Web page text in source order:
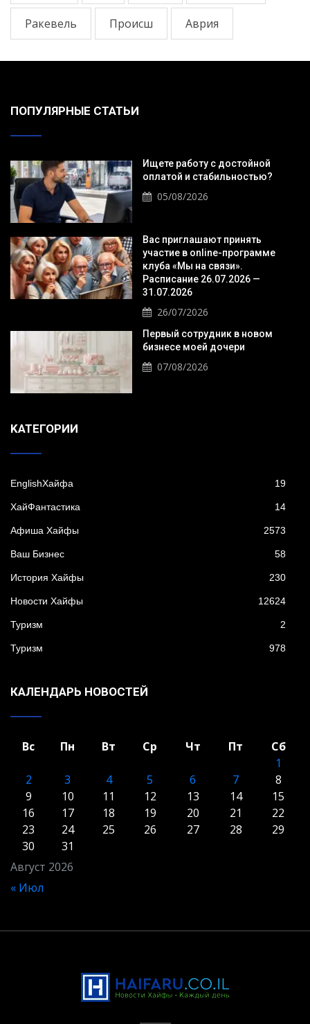
Ракевель Происш Аврия
ПОПУЛЯРНЫЕ СТАТЬИ
Ищете работу с достойной
оплатой и стабильностью?
05/08/2026
Вас приглашают принять
участие в online-программе
клуба «Мы на связи».
Расписание 26.07.2026 —
31.07.2026
26/07/2026
Первый сотрудник в новом
бизнесе моей дочери
07/08/2026
KАТЕГОРИИ
EnglishХайфа 19
XайФантастика 14
Афиша Хайфы 2573
Ваш Бизнес 58
История Хайфы 230
Новости Хайфы 12624
Туризм 2
Туризм 978
КАЛЕНДАРЬ НОВОСТЕЙ
Август 2026
Вс Пн Вт Ср Чт Пт
Сб
1
2
3 4 5 6 7
8
9
10 11 12 13 14
15
16
17 18 19 20 21
22
23
24 25 26 27 28
29
30
31
« Июл